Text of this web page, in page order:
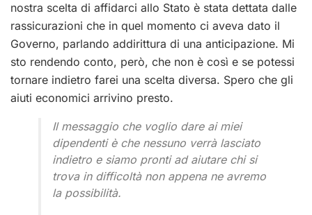
nostra scelta di affidarci allo Stato è stata dettata dalle
rassicurazioni che in quel momento ci aveva dato il
Governo, parlando addirittura di una anticipazione. Mi
sto rendendo conto, però, che non è così e se potessi
tornare indietro farei una scelta diversa. Spero che gli
aiuti economici arrivino presto.
Il messaggio che voglio dare ai miei
dipendenti è che nessuno verrà lasciato
indietro e siamo pronti ad aiutare chi si
trova in difficoltà non appena ne avremo
la possibilità.